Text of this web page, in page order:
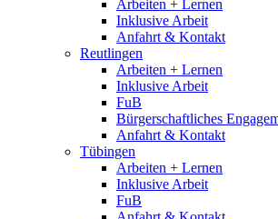
Arbeiten + Lernen
Inklusive Arbeit
Anfahrt & Kontakt
Reutlingen
Arbeiten + Lernen
Inklusive Arbeit
FuB
Bürgerschaftliches
Anfahrt & Kontakt
Tübingen
Arbeiten + Lernen
Inklusive Arbeit
FuB